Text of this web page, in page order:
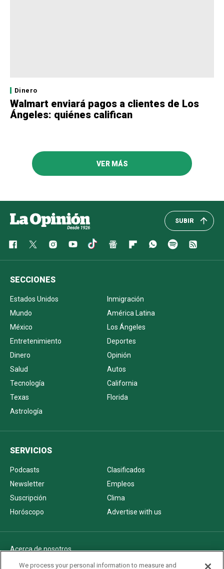
Dinero
Walmart enviará pagos a clientes de Los
Ángeles: quiénes califican
VER MÁS
SUBIR
SECCIONES
Estados Unidos
Inmigración
Mundo
América Latina
México
Los Ángeles
Entretenimiento
Deportes
Dinero
Opinión
Salud
Autos
Tecnología
California
Texas
Florida
Astrología
SERVICIOS
Podcasts
Clasificados
Newsletter
Empleos
Suscripción
Clima
Horóscopo
Advertise with us
Acerca de nosotros
Politica de privacidad
We process your personal information to measure and